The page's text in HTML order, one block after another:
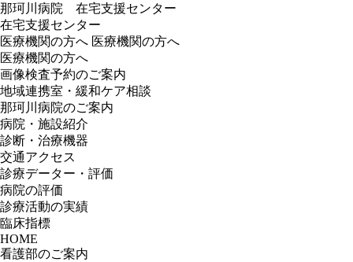
那珂川病院 在宅支援センター
在宅支援センター
医療機関の方へ 医療機関の方へ
医療機関の方へ
画像検査予約のご案内
地域連携室・緩和ケア相談
那珂川病院のご案内
病院・施設紹介
診断・治療機器
交通アクセス
診療データー・評価
病院の評価
診療活動の実績
臨床指標
HOME
看護部のご案内